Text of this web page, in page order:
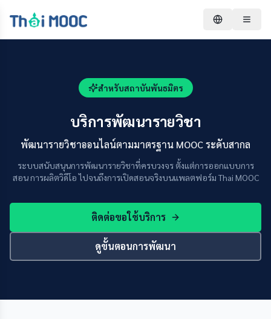
สำหรับสถาบันพันธมิตร
บริการพัฒนารายวิชา
พัฒนารายวิชาออนไลน์ตามมาตรฐาน MOOC ระดับสากล
ระบบสนับสนุนการพัฒนารายวิชาที่ครบวงจร ตั้งแต่การออกแบบการ
สอน การผลิตวิดีโอ ไปจนถึงการเปิดสอนจริงบนแพลตฟอร์ม Thai MOOC
ติดต่อขอใช้บริการ
ดูขั้นตอนการพัฒนา